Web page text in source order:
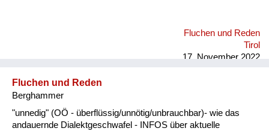
Fluchen und Reden
Tirol
17. November 2022
Fluchen und Reden
Berghammer
"unnedig" (OÖ - überflüssig/unnötig/unbrauchbar)- wie das
andauernde Dialektgeschwafel - INFOS über aktuelle